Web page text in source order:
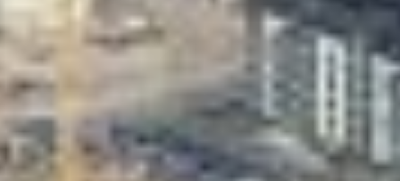
Valon Kaupunki
Lasten Lysti & LystiKylä-festivaali
Ohje